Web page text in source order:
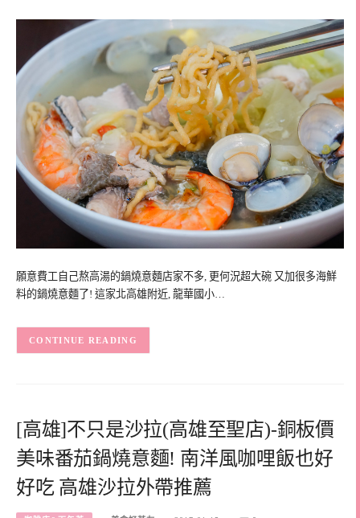
願意費工自己熬高湯的鍋燒意麵店家不多, 更何況超大碗 又加很多海鮮
料的鍋燒意麵了! 這家北高雄附近, 龍華國小…
CONTINUE READING
[高雄]不只是沙拉(高雄至聖店)-銅板價
美味番茄鍋燒意麵! 南洋風咖哩飯也好
好吃 高雄沙拉外帶推薦